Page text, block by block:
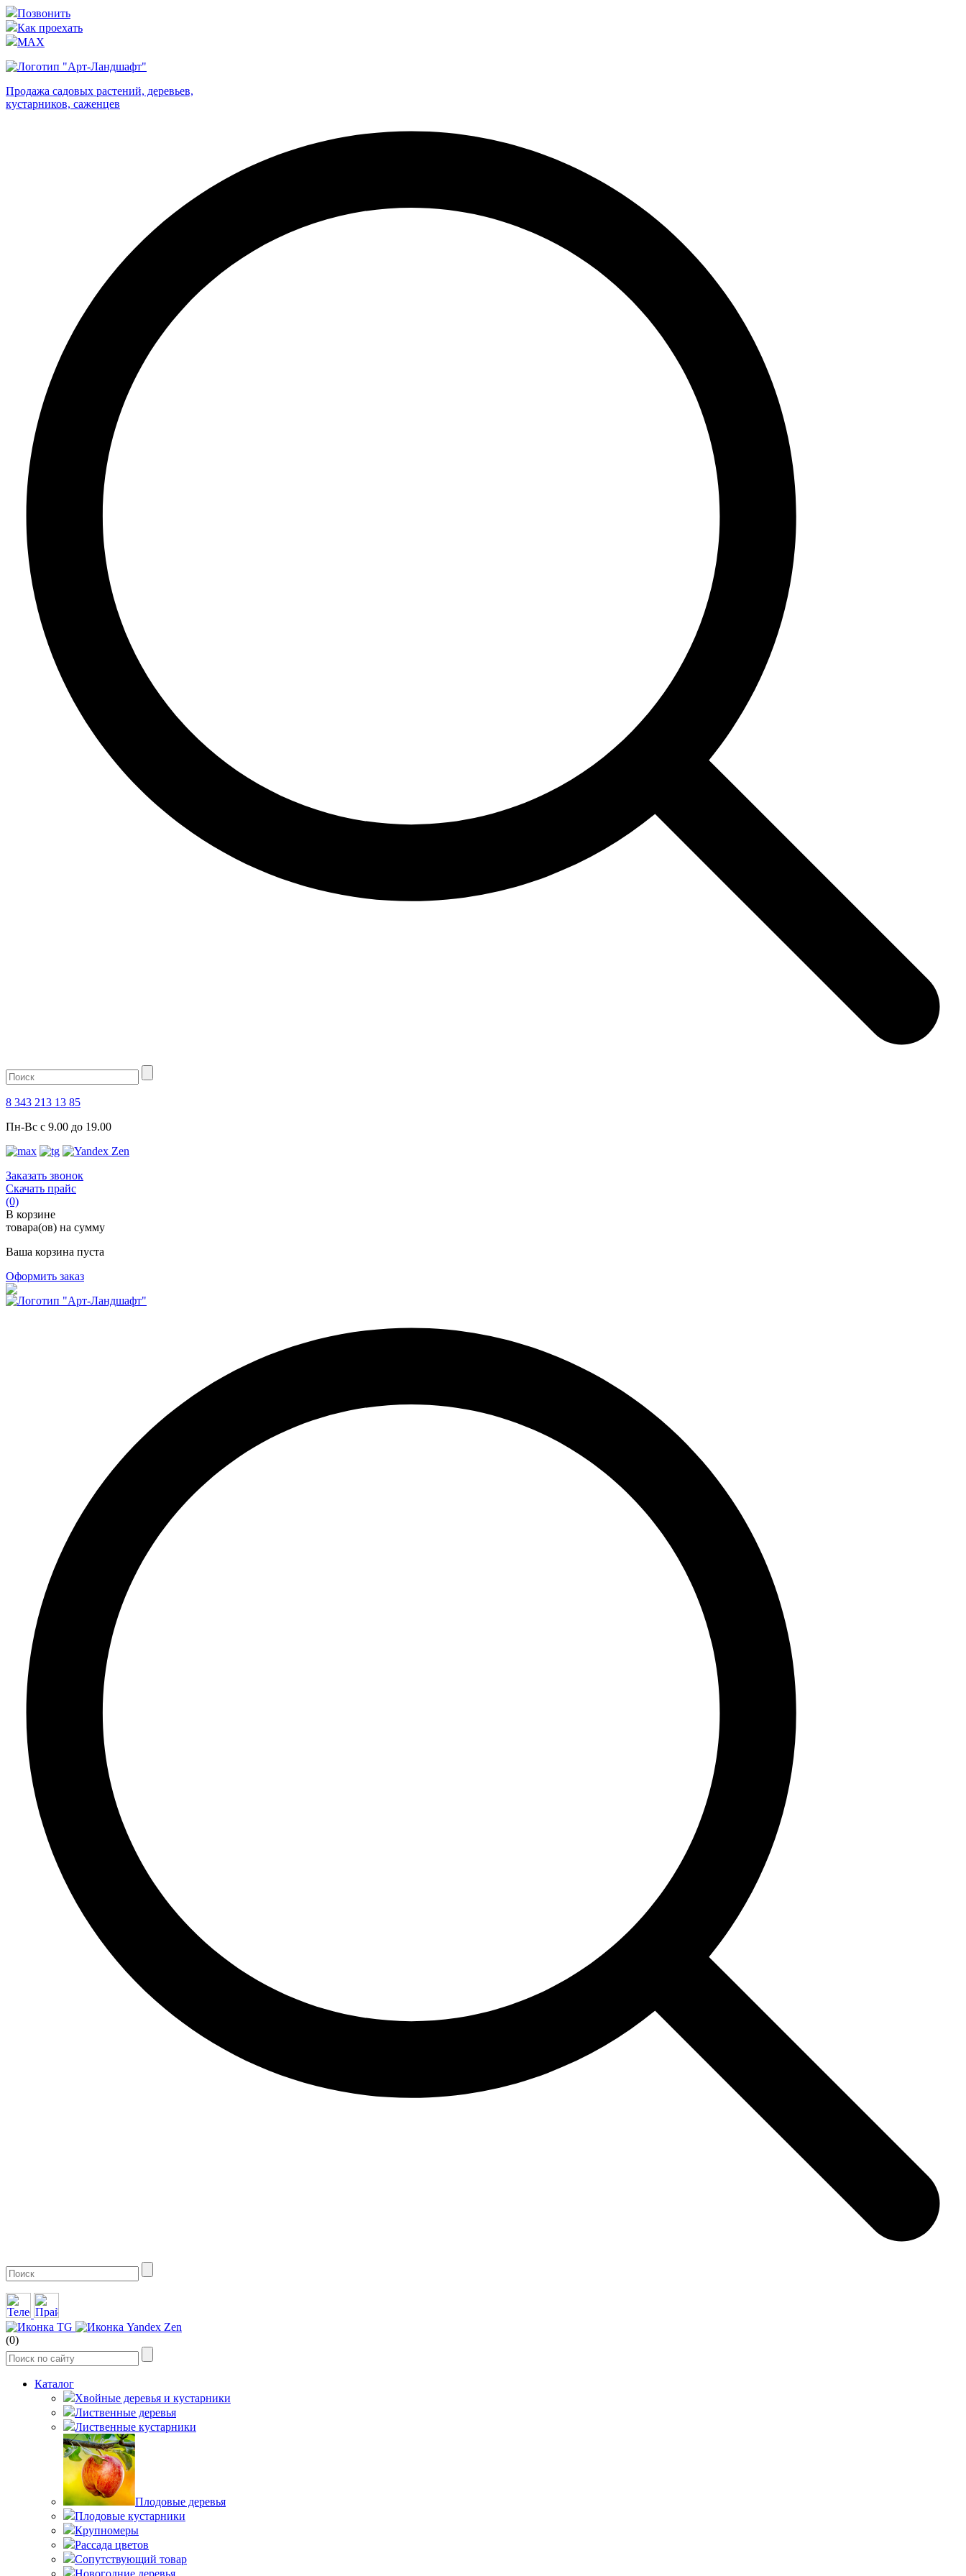
Позвонить
Как проехать
MAX
Продажа садовых растений, деревьев,
кустарников, саженцев
8 343 213 13 85
Пн-Вс с 9.00 до 19.00
Заказать звонок
Скачать прайс
(0)
В корзине
товара(ов) на сумму
Ваша корзина пуста
Оформить заказ
(0)
Каталог
Хвойные деревья и кустарники
Лиственные деревья
Лиственные кустарники
Плодовые деревья
Плодовые кустарники
Крупномеры
Рассада цветов
Сопутствующий товар
Новогодние деревья